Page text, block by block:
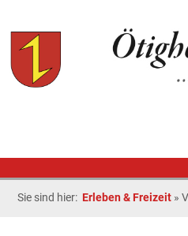
Sie sind hier: Erleben & Freizeit »